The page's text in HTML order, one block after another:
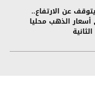
عن الارتفاع..
الذهب محليا